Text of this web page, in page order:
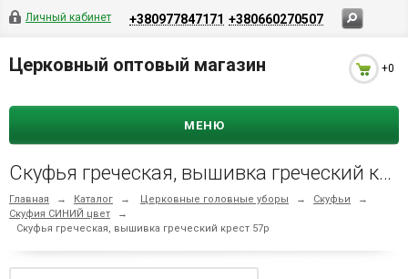
Личный кабинет +380977847171 +380660270507
Церковный оптовый магазин +0
МЕНЮ
Скуфья греческая, вышивка греческий крест 57р
Главная → Каталог → Церковные головные уборы → Скуфьи
→
Скуфия СИНИЙ цвет
→
Скуфья греческая, вышивка греческий крест 57р